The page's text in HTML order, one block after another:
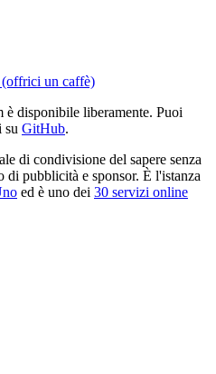
un caffè)
disponibile liberamente. Puoi
su GitHub.
di condivisione del sapere senza
pubblicità e sponsor. È l'istanza
ed è uno dei 30 servizi online